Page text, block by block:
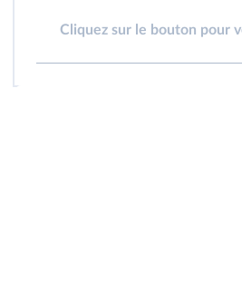
Cliquez sur le bouton pour